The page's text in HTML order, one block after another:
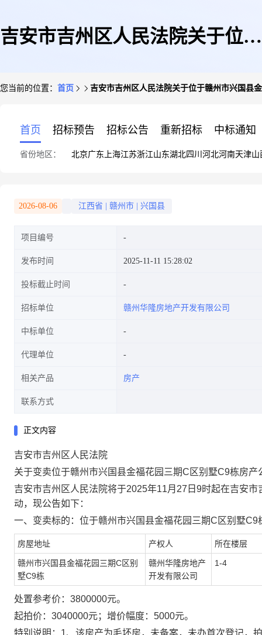
吉安市吉州区人民法院关于位于
卖)
您当前的位置： 首页 吉安市吉州区人民法院关于位于赣州市兴国县
首页 招标预告 招标公告 重新招标 中标通知
省份地区： 北京广东 上海江苏浙江山东湖北四川 河北河南天津山
2026-08-06 江西省 赣州市 兴国县
项目编号
发布时间 2025-11-11 15:28:02
投标截止时间
招标单位 赣州华隆房地产开发有限公司
中标单位
代理单位
相关产品 房产
联系方式
正文内容
吉安市吉州区人民法院
关于变卖位于赣州市兴国县金福花园三期C区别墅C9栋房产
吉安市吉州区人民法院将于2025年11月 27 日 9时起在吉安市
动，现公告如下：
一、变卖标的： 位于赣州市兴国县金福花园三期C区别墅C9
房屋地址 产权人 所在楼层
赣州市兴国县金福花园三期C区别
墅C9栋
赣州华隆房地产
开发有限公司
1-4
处置参考价： 3800000元。
起拍价： 3040000元； 增价幅度： 5000元。
特别说明： 1、该房产为毛坯房， 未备案，未办首次登记，